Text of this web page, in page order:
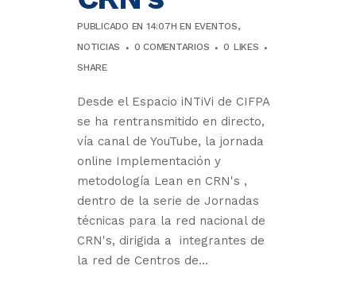
PUBLICADO EN 14:07H EN EVENTOS,
NOTICIAS
0 COMENTARIOS 0 LIKES
SHARE
Desde el Espacio iNTiVi de CIFPA
se ha rentransmitido en directo,
vía canal de YouTube, la jornada
online Implementación y
metodología Lean en CRN's ,
dentro de la serie de Jornadas
técnicas para la red nacional de
CRN's, dirigida a integrantes de
la red de Centros de...